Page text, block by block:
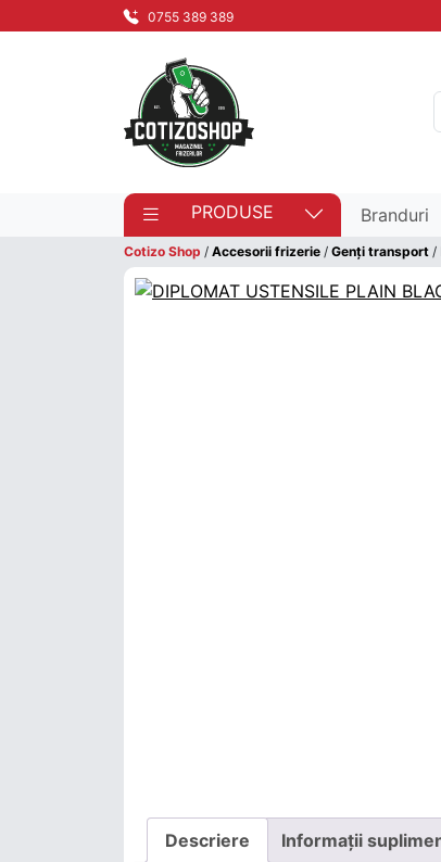
0755 389 389
PRODUSE Branduri
Cotizo Shop / Accesorii frizerie / Genți transport /
Descriere Informații